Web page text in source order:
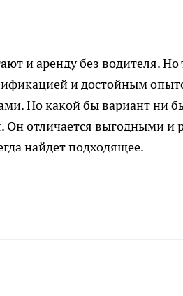
и аренду без водителя.
и достойным
Но какой бы вариант ни
Он отличается выгодными
найдет подходящее.